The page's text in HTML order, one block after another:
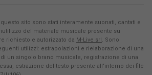
sito sono stati interamente suonati, cantati e
del materiale musicale presente su
richiesto e autorizzato da M-Live srl. Sono
utilizzi: estrapolazioni e rielaborazione di una
un singolo brano musicale, registrazione di una
estrazione del testo presente all'interno dei file